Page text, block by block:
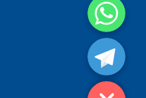
Telegram